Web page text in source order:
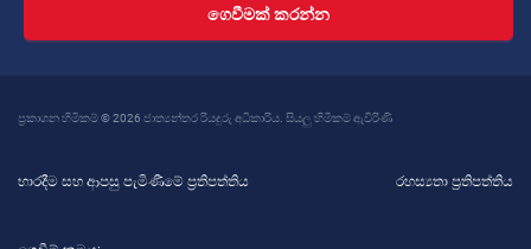
ගෙවීමක් කරන්න
ප්‍රකාශන හිමිකම් © 2026 ජාත්‍යන්තර රියදුරු අධිකාරිය. සියලු හිමිකම් ඇවිරිණි
භාරදීම සහ ආපසු පැමිණීමේ ප්‍රතිපත්තිය රහස්‍යතා ප්‍රතිපත්තිය